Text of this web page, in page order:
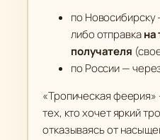
по Новосибирску
либо отправкана
получателя
по России —
«Тропическая
тех, кто хочет яркий
отказываясь от